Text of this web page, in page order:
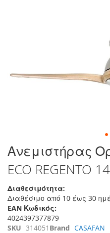
Μετάβαση
στην
αρχή
της
συλλογής
εικόνων
Ανεμιστήρας
ECO REGENTO
Διαθεσιμότητα:
Διαθέσιμο από 10 έως 30
EAN Κωδικός:
4024397377879
SKU 314051 Brand CASAFAN